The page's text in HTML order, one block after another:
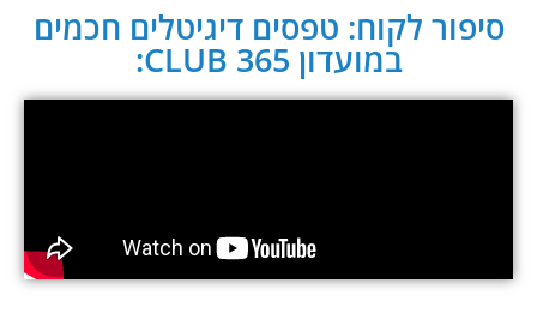
סיפור לקוח: טפסים דיגיטלים חכמים
במועדון CLUB 365: